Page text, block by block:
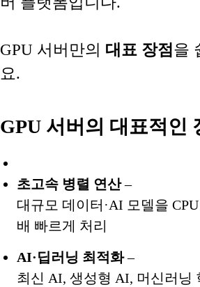
GPU 서버만의 대표 장점을
요.
GPU 서버의 대표적인
초고속 병렬 연산–
대규모 데이터·AI 모델을
배 빠르게 처리
AI·딥러닝 최적화–
최신 AI, 생성형 AI, 머신러닝